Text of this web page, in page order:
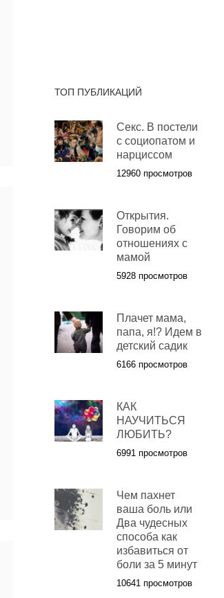
ТОП ПУБЛИКАЦИЙ
Секс. В постели
с социопатом и
нарциссом
12960 просмотров
Открытия.
Говорим об
отношениях с
мамой
5928 просмотров
Плачет мама,
папа, я!? Идем в
детский садик
6166 просмотров
КАК
НАУЧИТЬСЯ
ЛЮБИТЬ?
6991 просмотров
Чем пахнет
ваша боль или
Два чудесных
способа как
избавиться от
боли за 5 минут
10641 просмотров